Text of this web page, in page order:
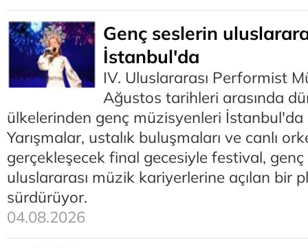
Genç seslerin
İstanbul'da
IV. Uluslararası Performist
Ağustos tarihleri arasında
ülkelerinden genç müzisyenleri
Yarışmalar, ustalık buluşmaları ve canlı
gerçekleşecek final gecesiyle festival, genç
uluslararası müzik kariyerlerine açılan bir
sürdürüyor.
04.08.2026